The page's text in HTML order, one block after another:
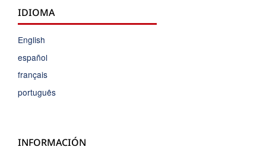
IDIOMA
English
español
français
português
INFORMACIÓN